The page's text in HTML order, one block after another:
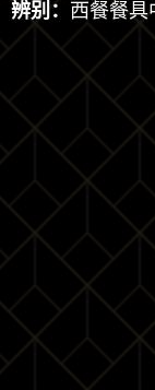
辨别： 西餐餐具